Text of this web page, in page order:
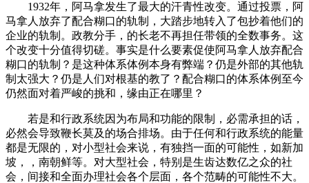
1932年，阿马拿发生了最大的汗青性改变。通过投票，阿
马拿人放弃了配合糊口的轨制，大踏步地转入了包抄着他们的
企业的轨制。政教分手，的长老不再担任带领的全数事务。这
个改变十分值得切磋。事实是什么要素促使阿马拿人放弃配合
糊口的轨制？是这种体系体例本身有弊端？仍是外部的其他轨
制太强大？仍是人们对根基的教了？配合糊口的体系体例至今
仍然面对着严峻的挑和，缘由正在哪里？
若是和行政系统因为布局和功能的限制，必需承担的话，
必然会导致鞭长莫及的场合排场。由于任何和行政系统的能量
都是无限的，对小型社会来说，有独挡一面的可能性，如新加
坡，，南朝鲜等。对大型社会，特别是生齿达数亿之众的社
会，间接和全面办理社会各个层面，各个范畴的可能性不大。